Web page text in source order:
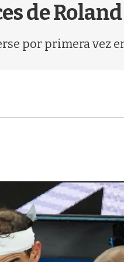
de
por primera vez